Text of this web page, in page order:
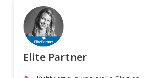
Elite Partner